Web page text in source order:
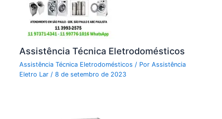
Assistência Técnica Eletrodomésticos
Assistência Técnica Eletrodomésticos / PorAssistência
Eletro Lar /8 de setembro de 2023